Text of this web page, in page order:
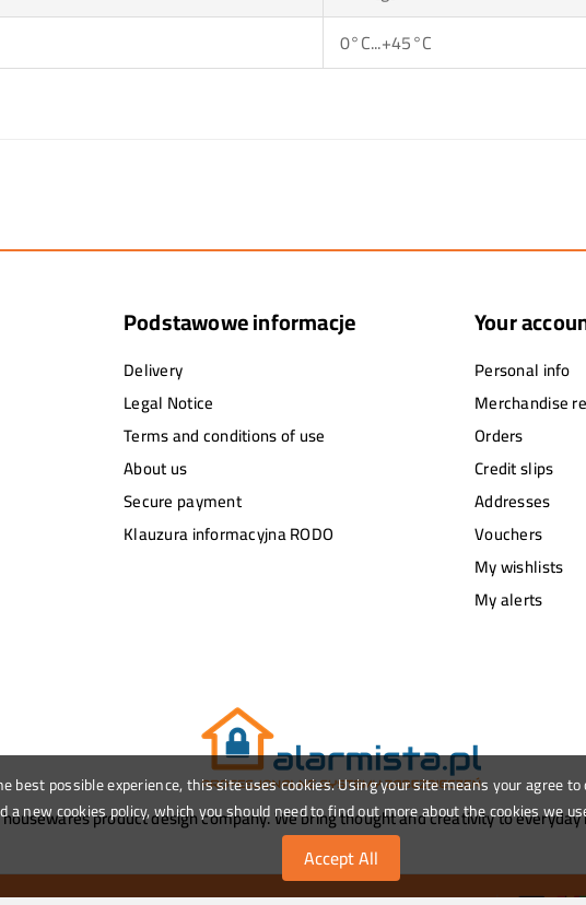
best possible experience, this site uses cookies. Using your site means your agree
a new cookies policy, which you should need to find out more about the cookies we
Accept All
0°C...+45°C
Podstawowe informacje
Delivery
Legal Notice
Terms and conditions of use
About us
Secure payment
Klauzura informacyjna RODO
Your
Personal info
Merchandise
Orders
Credit slips
Addresses
Vouchers
My wishlists
My alerts
housewares product design company. We bring thought and creativity to